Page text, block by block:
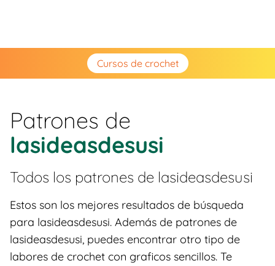
Cursos de crochet
Patrones de
lasideasdesusi
Todos los patrones de lasideasdesusi
Estos son los mejores resultados de búsqueda
para lasideasdesusi. Además de patrones de
lasideasdesusi, puedes encontrar otro tipo de
labores de crochet con graficos sencillos. Te